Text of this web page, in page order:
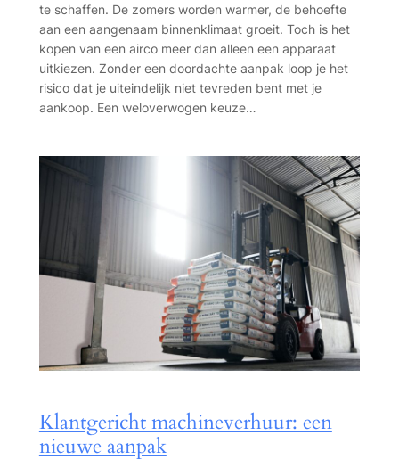
te schaffen. De zomers worden warmer, de behoefte
aan een aangenaam binnenklimaat groeit. Toch is het
kopen van een airco meer dan alleen een apparaat
uitkiezen. Zonder een doordachte aanpak loop je het
risico dat je uiteindelijk niet tevreden bent met je
aankoop. Een weloverwogen keuze…
Klantgericht machineverhuur: een
nieuwe aanpak